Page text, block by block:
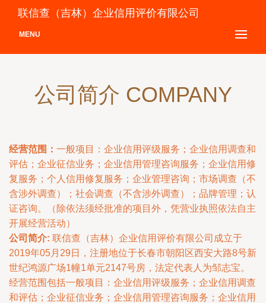
联信查（吉林）企业信用评价有限公司
MENU
公司简介 COMPANY
经营范围： 一般项目：企业信用评级服务；企业信用调查和
评估；企业征信业务；企业信用管理咨询服务；企业信用修
复服务；个人信用修复服务；企业管理咨询；市场调查（不
含涉外调查）；社会调查（不含涉外调查）；品牌管理；认
证咨询。（除依法须经批准的项目外，凭营业执照依法自主
开展经营活动）
公司简介: 联信查（吉林）企业信用评价有限公司成立于
2019年05月29日，注册地位于长春市朝阳区西安大路8号新
世纪鸿源广场1幢1单元2147号房，法定代表人为邹志宝。
经营范围包括一般项目：企业信用评级服务；企业信用调查
和评估；企业征信业务；企业信用管理咨询服务；企业信用